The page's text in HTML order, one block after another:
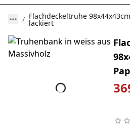
Flachdeckeltruhe
lackiert